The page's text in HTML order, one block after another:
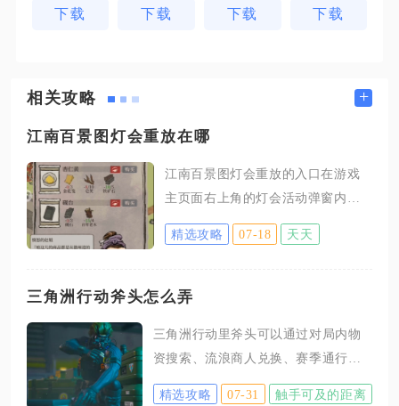
下载 下载 下载 下载
相关攻略 +
江南百景图灯会重放在哪
江南百景图灯会重放的入口在游戏
主页面右上角的灯会活动弹窗内，
进入灯会主界面后，在页面右下角
就能找到重放按钮。进入重放有着
段内灯会活动面板才会完整解锁，
打开活动公告，无法调出右下角的
重放按键，不少人因为在非开放时
段进入游戏，会误以为没有重放入
精选攻略 07-18 天天
三角洲行动斧头怎么弄
三角洲行动里斧头可以通过对局内物
资搜索、流浪商人兑换、赛季通行证
解锁、活动道具兑换四种主流渠道稳
精选攻略 07-31 触手可及的距离